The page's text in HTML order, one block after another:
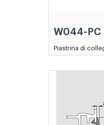
W044-PC
Piastrina di